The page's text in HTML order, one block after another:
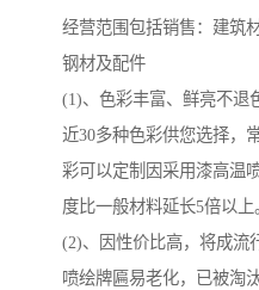
经营范围包括销售：建筑
钢材及配件
(1)、色彩丰富、鲜亮不退
近30多种色彩供您选择，
彩可以定制因采用漆高温
度比一般材料延长5倍以上
(2)、因性价比高，将成流
喷绘牌匾易老化，已被淘